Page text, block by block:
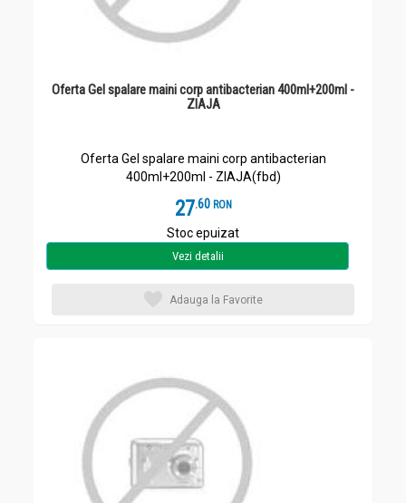
Oferta Gel spalare maini corp antibacterian 400ml+200ml -
ZIAJA
Oferta Gel spalare maini corp antibacterian
400ml+200ml - ZIAJA(fbd)
27.6 RON
Stoc epuizat
Vezi detalii
Adauga la Favorite